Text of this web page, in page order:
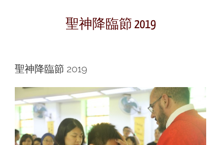
明供聖體
靈修
聯絡我們
聖神降臨節 2019
聖神降臨節 2019